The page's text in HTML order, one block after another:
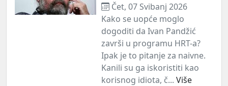
Čet, 07 Svibanj 2026
Kako se uopće moglo
dogoditi da Ivan Pandžić
završi u programu HRT-a?
Ipak je to pitanje za naivne.
Kanili su ga iskoristiti kao
korisnog idiota, č... Više